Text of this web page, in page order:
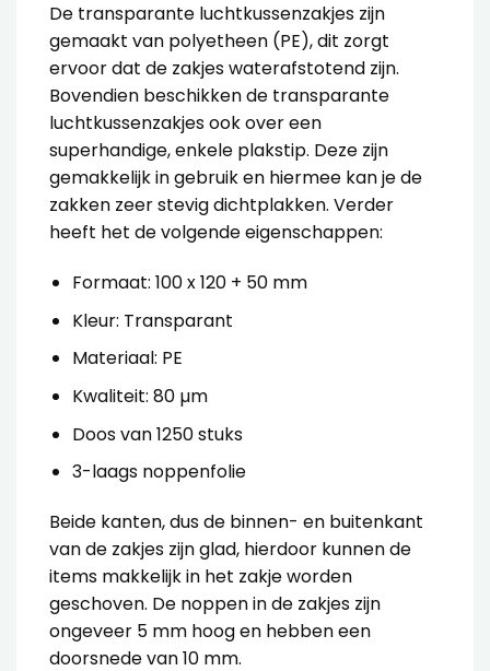
De transparante luchtkussenzakjes zijn
gemaakt van polyetheen (PE), dit zorgt
ervoor dat de zakjes waterafstotend zijn.
Bovendien beschikken de transparante
luchtkussenzakjes ook over een
superhandige, enkele plakstip. Deze zijn
gemakkelijk in gebruik en hiermee kan je de
zakken zeer stevig dichtplakken. Verder
heeft het de volgende eigenschappen:
Formaat: 100 x 120 + 50 mm
Kleur: Transparant
Materiaal: PE
Kwaliteit: 80 µm
Doos van 1250 stuks
3-laags noppenfolie
Beide kanten, dus de binnen- en buitenkant
van de zakjes zijn glad, hierdoor kunnen de
items makkelijk in het zakje worden
geschoven. De noppen in de zakjes zijn
ongeveer 5 mm hoog en hebben een
doorsnede van 10 mm.